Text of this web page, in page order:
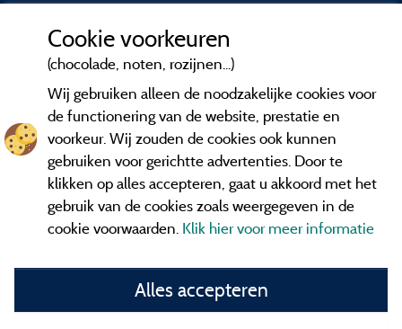
General terms of use
Cookie voorkeuren
(chocolade, noten, rozijnen...)
Wij gebruiken alleen de noodzakelijke cookies voor
de functionering van de website, prestatie en
voorkeur. Wij zouden de cookies ook kunnen
gebruiken voor gerichtte advertenties. Door te
klikken op alles accepteren, gaat u akkoord met het
gebruik van de cookies zoals weergegeven in de
cookie voorwaarden. Klik hier voor meer informatie
Alles accepteren